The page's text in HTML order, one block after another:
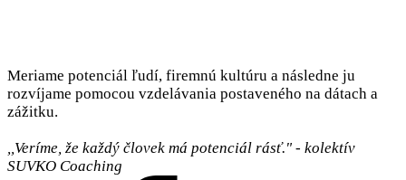
Meriame potenciál ľudí, firemnú kultúru a následne ju
rozvíjame pomocou vzdelávania postaveného na dátach a
zážitku.
,,Veríme, že každý človek má potenciál rásť." - kolektív
SUVKO Coaching